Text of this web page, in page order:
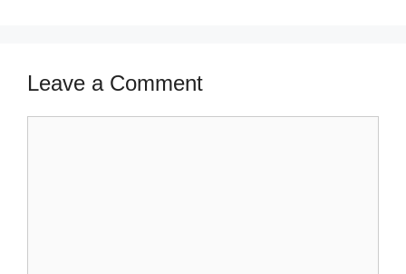
Leave a Comment